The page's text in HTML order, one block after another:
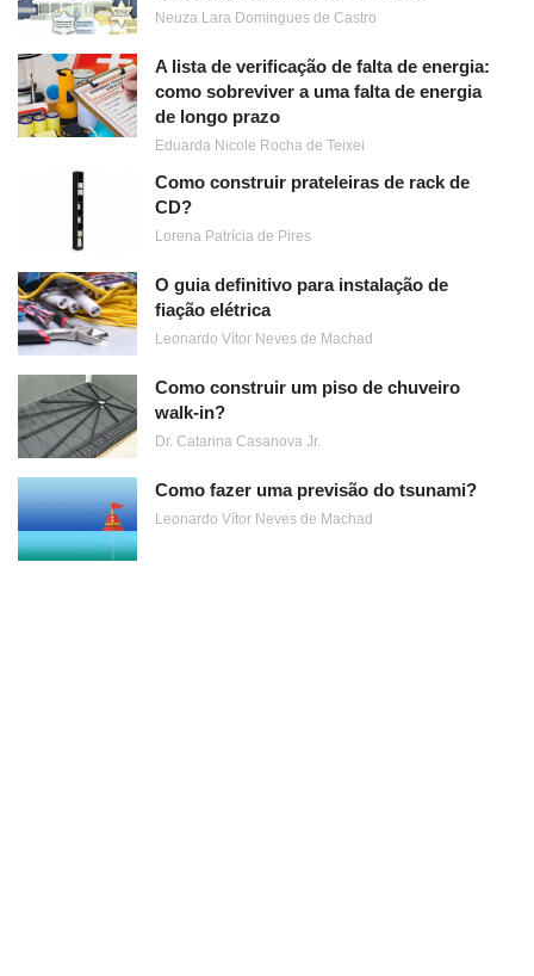
Neuza Lara Domingues de Castro
A lista de verificação de falta de energia:
como sobreviver a uma falta de energia
de longo prazo
Eduarda Nicole Rocha de Teixei
Como construir prateleiras de rack de
CD?
Lorena Patrícia de Pires
O guia definitivo para instalação de
fiação elétrica
Leonardo Vítor Neves de Machad
Como construir um piso de chuveiro
walk-in?
Dr. Catarina Casanova Jr.
Como fazer uma previsão do tsunami?
Leonardo Vítor Neves de Machad